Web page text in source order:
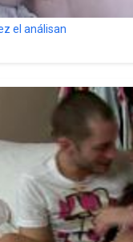
el análisan